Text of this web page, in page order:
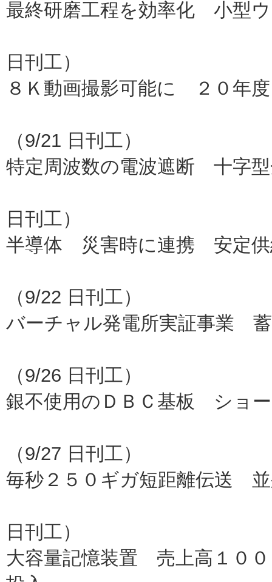
最終研磨工程を効率化 小型
日刊工）
８Ｋ動画撮影可能に ２０年
（9/21 日刊工）
特定周波数の電波遮断 十字
日刊工）
半導体 災害時に連携 安定
（9/22 日刊工）
バーチャル発電所実証事業
（9/26 日刊工）
銀不使用のＤＢＣ基板 ショ
（9/27 日刊工）
毎秒２５０ギガ短距離伝送
日刊工）
大容量記憶装置 売上高１０